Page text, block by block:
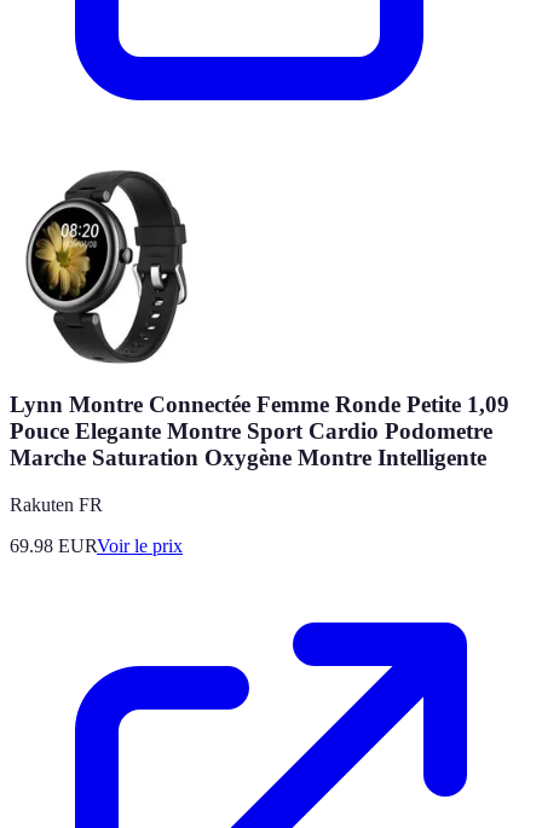
Lynn Montre Connectée Femme Ronde Petite 1,09
Pouce Elegante Montre Sport Cardio Podometre
Marche Saturation Oxygène Montre Intelligente
Rakuten FR
69.98 EURVoir le prix